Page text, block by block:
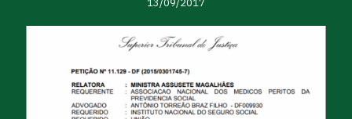
13/09/2017